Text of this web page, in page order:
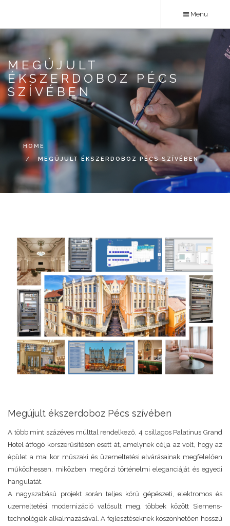
main
content
Menu
MEGÚJULT
ÉKSZERDOBOZ PÉCS
SZÍVÉBEN
HOME
MEGÚJULT ÉKSZERDOBOZ PÉCS SZÍVÉBEN
Megújult ékszerdoboz Pécs szívében
A több mint százéves múlttal rendelkező, 4 csillagos Palatinus Grand
Hotel átfogó korszerűsítésen esett át, amelynek célja az volt, hogy az
épület a mai kor műszaki és üzemeltetési elvárásainak megfelelően
működhessen, miközben megőrzi történelmi eleganciáját és egyedi
hangulatát.
A nagyszabású projekt során teljes körű gépészeti, elektromos és
üzemeltetési modernizáció valósult meg, többek között Siemens-
technológiák alkalmazásával. A fejlesztéseknek köszönhetően hosszú